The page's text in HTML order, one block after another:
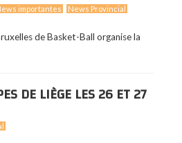
importantes
News Provincial
de Basket-Ball organise la
DE LIÈGE LES 26 ET 27